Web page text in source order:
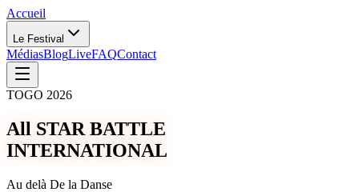
Accueil
Le Festival
MédiasBlogLiveFAQContact
TOGO 2026
All STAR BATTLE
INTERNATIONAL
Au delà De la Danse